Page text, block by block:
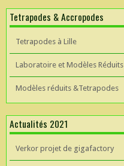
Tetrapodes & Accropodes
Tetrapodes à Lille
Laboratoire et Modèles Réduits
Modèles réduits &Tetrapodes
Actualités 2021
Verkor projet de gigafactory